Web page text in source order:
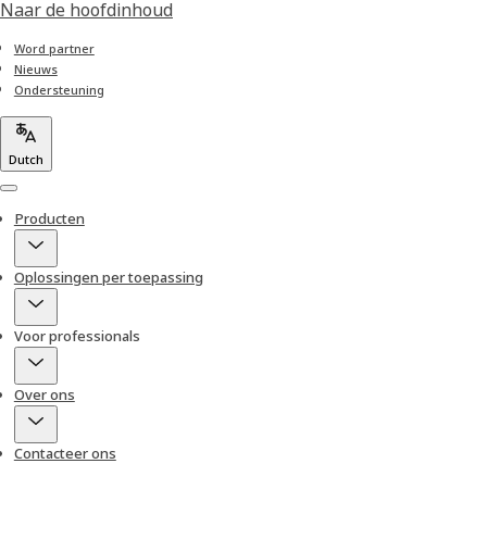
Naar de hoofdinhoud
Word partner
Nieuws
Ondersteuning
Dutch
Menu
Producten
Oplossingen per toepassing
Voor professionals
Over ons
Contacteer ons